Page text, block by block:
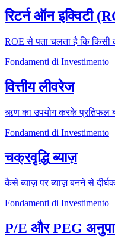
रिटर्न ऑन इक्विटी
ROE से पता चलता है कि किसी
Fondamenti di Investimento
वित्तीय लीवरेज
ऋण का उपयोग करके प्रतिफल
Fondamenti di Investimento
चक्रवृद्धि ब्याज़
कैसे ब्याज़ पर ब्याज़ बनने से
Fondamenti di Investimento
P/E और PEG